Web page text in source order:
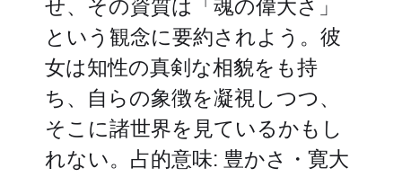
せ、その資質は「魂の偉大さ」
という観念に要約されよう。彼
女は知性の真剣な相貌をも持
ち、自らの象徴を凝視しつつ、
そこに諸世界を見ているかもし
れない。占的意味: 豊かさ・寛大